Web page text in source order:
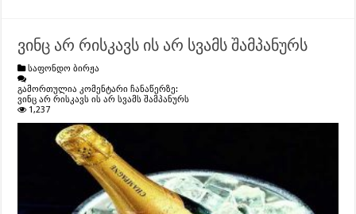
ვინც არ რისკავს ის არ სვამს შამპანურს
საფონდო ბირჟა
გამორთულია კომენტარი ჩანაწერზე:
ვინც არ რისკავს ის არ სვამს შამპანურს
1,237